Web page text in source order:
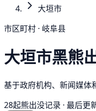
大垣市
市区町村 · 岐阜县
大垣市黑熊
基于政府机构、新闻媒体
28起熊出没记录 · 最后更